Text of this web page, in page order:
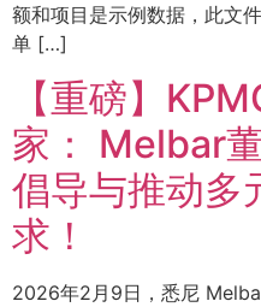
额和项目是示例数据，此文
单 […]
【重磅】
家： Melbar
倡导与推动多
求！
2026年2月9日，悉尼